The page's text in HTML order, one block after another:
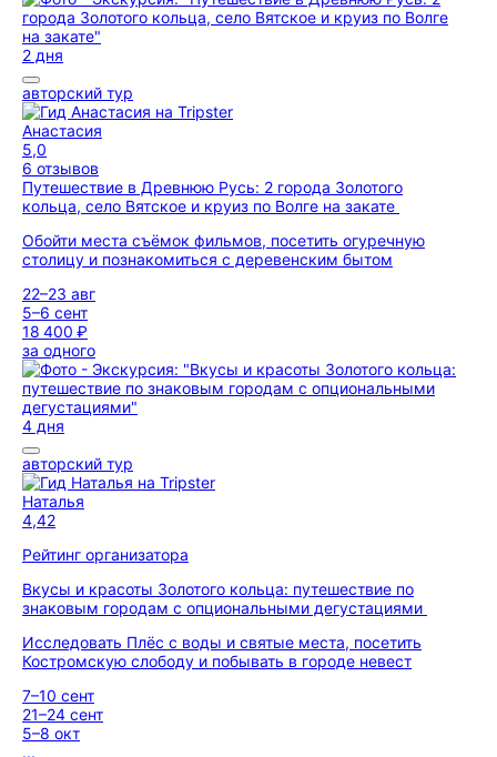
2 дня
авторский тур
Анастасия
5,0
6 отзывов
Путешествие в Древнюю Русь: 2 города Золотого
кольца, село Вятское и круиз по Волге на закате
Обойти места съёмок фильмов, посетить огуречную
столицу и познакомиться с деревенским бытом
22–23 авг
5–6 сент
18 400 ₽
за одного
4 дня
авторский тур
Наталья
4,42
Рейтинг организатора
Вкусы и красоты Золотого кольца: путешествие по
знаковым городам с опциональными дегустациями
Исследовать Плёс с воды и святые места, посетить
Костромскую слободу и побывать в городе невест
7–10 сент
21–24 сент
5–8 окт
...